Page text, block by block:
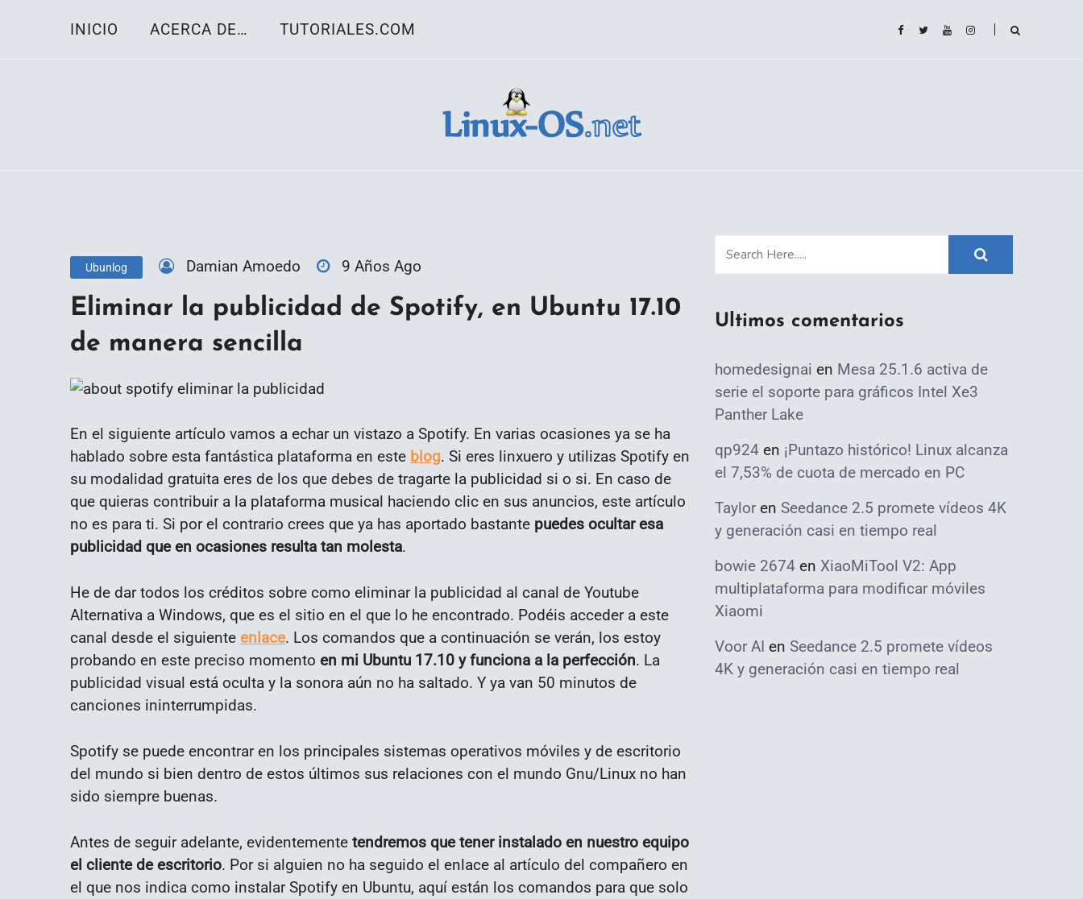
INICIO ACERCA DE… TUTORIALES.COM
Ubunlog Damian Amoedo 9 Años Ago
Eliminar la publicidad de Spotify, en Ubuntu 17.10
de manera sencilla
En el siguiente artículo vamos a echar un vistazo a Spotify. En varias ocasiones ya se ha
hablado sobre esta fantástica plataforma en este blog. Si eres linxuero y utilizas Spotify en
su modalidad gratuita eres de los que debes de tragarte la publicidad si o si. En caso de
que quieras contribuir a la plataforma musical haciendo clic en sus anuncios, este artículo
no es para ti. Si por el contrario crees que ya has aportado bastante puedes ocultar esa
publicidad que en ocasiones resulta tan molesta.
He de dar todos los créditos sobre como eliminar la publicidad al canal de Youtube
Alternativa a Windows, que es el sitio en el que lo he encontrado. Podéis acceder a este
canal desde el siguiente enlace. Los comandos que a continuación se verán, los estoy
probando en este preciso momento en mi Ubuntu 17.10 y funciona a la perfección. La
publicidad visual está oculta y la sonora aún no ha saltado. Y ya van 50 minutos de
canciones ininterrumpidas.
Spotify se puede encontrar en los principales sistemas operativos móviles y de escritorio
del mundo si bien dentro de estos últimos sus relaciones con el mundo Gnu/Linux no han
sido siempre buenas.
Antes de seguir adelante, evidentemente tendremos que tener instalado en nuestro equipo
el cliente de escritorio. Por si alguien no ha seguido el enlace al artículo del compañero en
el que nos indica como instalar Spotify en Ubuntu, aquí están los comandos para que solo
Ultimos comentarios
homedesignai en Mesa 25.1.6 activa de
serie el soporte para gráficos Intel Xe3
Panther Lake
qp924 en ¡Puntazo histórico! Linux alcanza
el 7,53% de cuota de mercado en PC
Taylor en Seedance 2.5 promete vídeos 4K
y generación casi en tiempo real
bowie 2674 en XiaoMiTool V2: App
multiplataforma para modificar móviles
Xiaomi
Voor AI en Seedance 2.5 promete vídeos
4K y generación casi en tiempo real